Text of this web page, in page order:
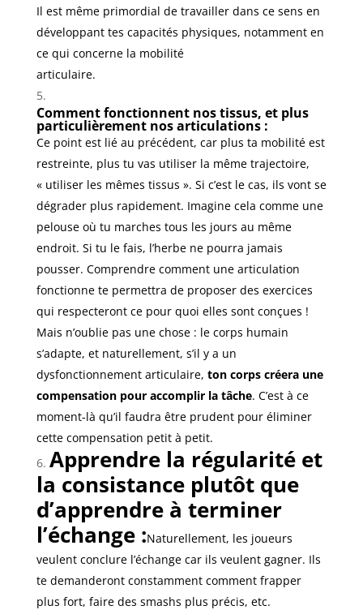
Il est même primordial de travailler dans ce sens en
développant tes capacités physiques, notamment en
ce qui concerne la mobilité
articulaire.
Comment fonctionnent nos tissus, et plus
particulièrement nos articulations :
Ce point est lié au précédent, car plus ta mobilité est
restreinte, plus tu vas utiliser la même trajectoire,
« utiliser les mêmes tissus ». Si c’est le cas, ils vont se
dégrader plus rapidement. Imagine cela comme une
pelouse où tu marches tous les jours au même
endroit. Si tu le fais, l’herbe ne pourra jamais
pousser. Comprendre comment une articulation
fonctionne te permettra de proposer des exercices
qui respecteront ce pour quoi elles sont conçues !
Mais n’oublie pas une chose : le corps humain
s’adapte, et naturellement, s’il y a un
dysfonctionnement articulaire, ton corps créera une
compensation pour accomplir la tâche. C’est à ce
moment-là qu’il faudra être prudent pour éliminer
cette compensation petit à petit.
Apprendre la régularité et
la consistance plutôt que
d’apprendre à terminer
l’échange :Naturellement, les joueurs
veulent conclure l’échange car ils veulent gagner. Ils
te demanderont constamment comment frapper
plus fort, faire des smashs plus précis, etc.